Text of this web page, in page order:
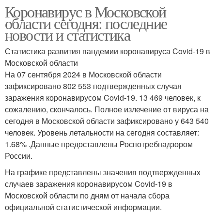
Коронавирус в Московской
области сегодня: последние
новости и статистика
Статистика развития пандемии коронавируса Covid-19 в
Московской области
На 07 сентября 2024 в Московской области
зафиксировано 802 553 подтвержденных случая
заражения коронавирусом Covid-19. 13 469 человек, к
сожалению, скончалось. Полное излечение от вируса на
сегодня в Московской области зафиксировано у 643 540
человек. Уровень летальности на сегодня составляет:
1.68% .Данные предоставлены Роспотребнадзором
России.
На графике представлены значения подтвержденных
случаев заражения коронавирусом Covid-19 в
Московской области по дням от начала сбора
официальной статистической информации.